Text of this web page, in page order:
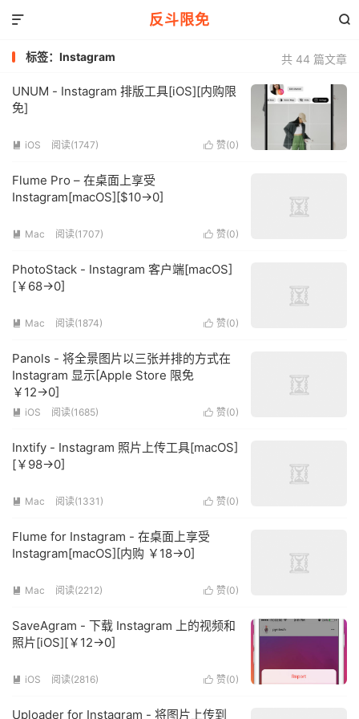
反斗限免 

共 44 篇文章
标签：Instagram
UNUM - Instagram 排版工具[iOS][内购限
免]
 赞(0)
 iOS 阅读(1747)
Flume Pro – 在桌面上享受
Instagram[macOS][$10→0]
 赞(0)
 Mac 阅读(1707)
PhotoStack - Instagram 客户端[macOS]
[￥68→0]
 赞(0)
 Mac 阅读(1874)
Panols - 将全景图片以三张并排的方式在
Instagram 显示[Apple Store 限免
￥12→0]
 赞(0)
 iOS 阅读(1685)
Inxtify - Instagram 照片上传工具[macOS]
[￥98→0]
 赞(0)
 Mac 阅读(1331)
Flume for Instagram - 在桌面上享受
Instagram[macOS][内购 ￥18→0]
 赞(0)
 Mac 阅读(2212)
SaveAgram - 下载 Instagram 上的视频和
照片[iOS][￥12→0]
 赞(0)
 iOS 阅读(2816)
Uploader for Instagram - 将图片上传到